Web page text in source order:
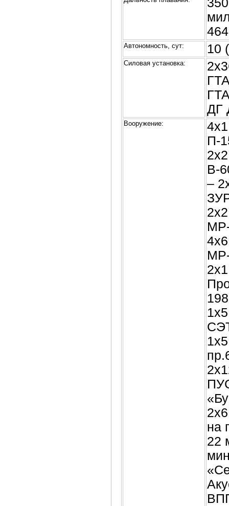
Автономность, сут: 10
Силовая установка:
ДГ
Вооружение:
П-
В-
–
на
22